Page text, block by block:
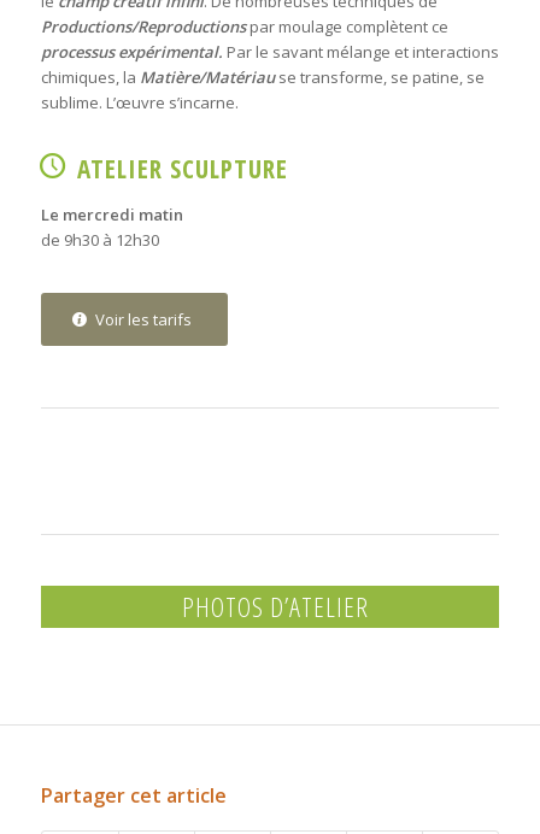
Productions/Reproductionspar moulage complètent ce
processus expérimental. Par le savant mélange et interactions
chimiques, la Matière/Matériause transforme, se patine, se
sublime. L’œuvre s’incarne.
ATELIER SCULPTURE
Le mercredi matin
de 9h30 à 12h30
Voir les tarifs
PHOTOS D’ATELIER
Partager cet article